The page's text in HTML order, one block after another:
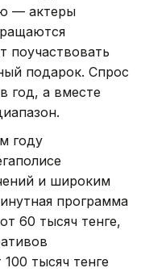
— актеры
поучаствовать
подарок. Спрос
год, а вместе
году
и широким
программа
60 тысяч тенге,
тысяч тенге